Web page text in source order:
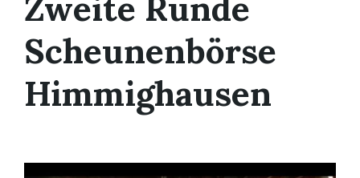
Scheunenbörse
Himmighausen